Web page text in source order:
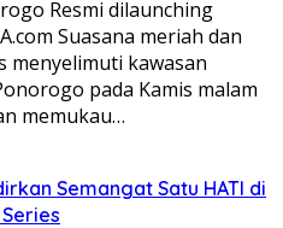
Resmi dilaunching
Suasana meriah dan
menyelimuti kawasan
pada Kamis malam
memukau…
Semangat Satu HATI di